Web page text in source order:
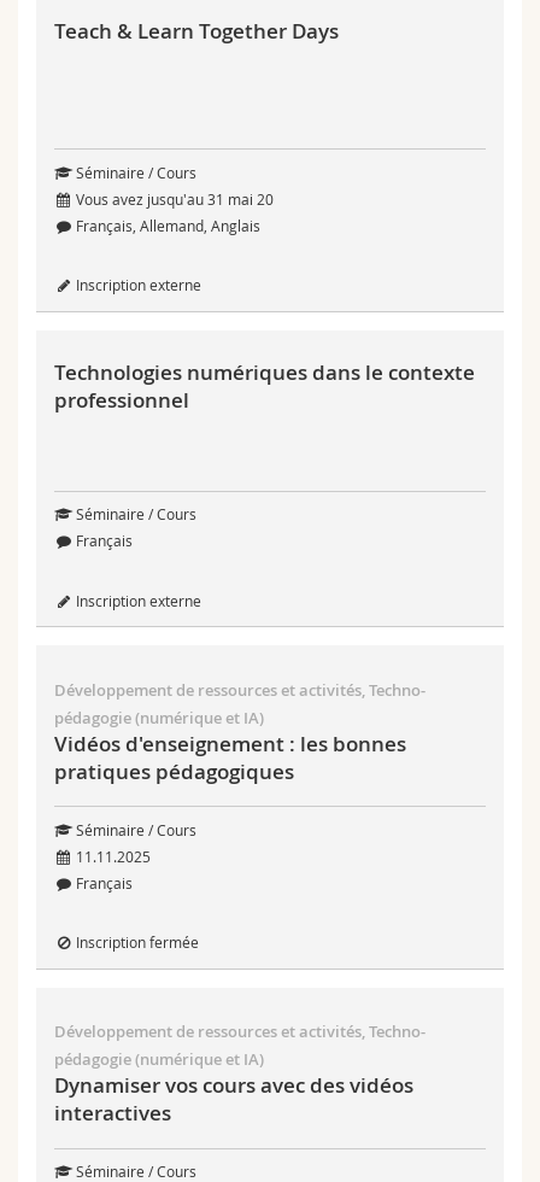
Teach & Learn Together Days
Séminaire / Cours
Vous avez jusqu'au 31 mai 20
Français, Allemand, Anglais
Inscription externe
Technologies numériques dans le contexte
professionnel
Séminaire / Cours
Français
Inscription externe
Développement de ressources et activités, Techno-
pédagogie (numérique et IA)
Vidéos d'enseignement : les bonnes
pratiques pédagogiques
Séminaire / Cours
11.11.2025
Français
Inscription fermée
Développement de ressources et activités, Techno-
pédagogie (numérique et IA)
Dynamiser vos cours avec des vidéos
interactives
Séminaire / Cours